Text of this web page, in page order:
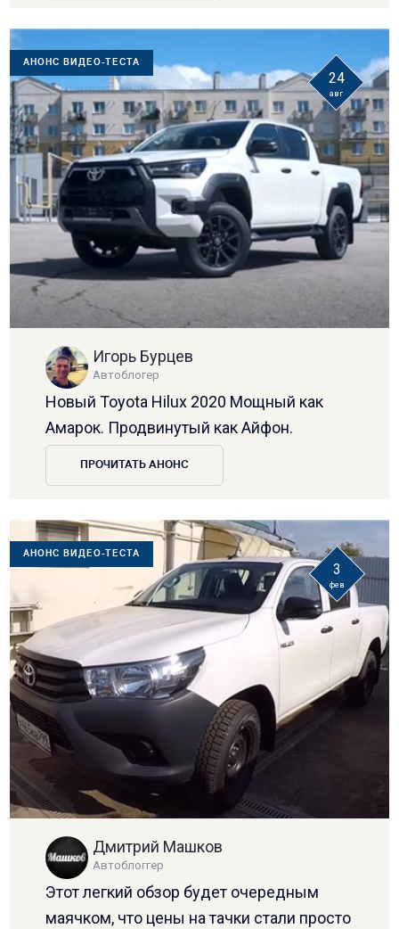
АНОНС ВИДЕО-ТЕСТА
24
авг
Игорь Бурцев
Автоблогер
Новый Toyota Hilux 2020 Мощный как
Амарок. Продвинутый как Айфон.
ПРОЧИТАТЬ АНОНС
АНОНС ВИДЕО-ТЕСТА
3
фев
Дмитрий Машков
Автоблоггер
Этот легкий обзор будет очередным
маячком, что цены на тачки стали просто